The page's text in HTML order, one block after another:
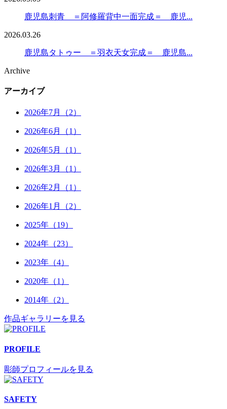
鹿児島刺青 ＝阿修羅背中一面完成＝ 鹿児...
2026.03.26
鹿児島タトゥー ＝羽衣天女完成＝ 鹿児島...
Archive
アーカイブ
2026年7月（2）
2026年6月（1）
2026年5月（1）
2026年3月（1）
2026年2月（1）
2026年1月（2）
2025年（19）
2024年（23）
2023年（4）
2020年（1）
2014年（2）
作品ギャラリーを見る
PROFILE
彫師プロフィールを見る
SAFETY